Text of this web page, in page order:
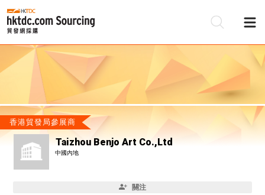
香港貿發局參展商
Taizhou Benjo Art Co.,Ltd
中國內地
關注